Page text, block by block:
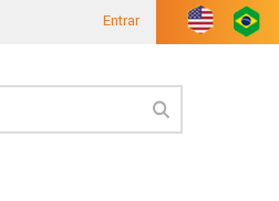
Entrar